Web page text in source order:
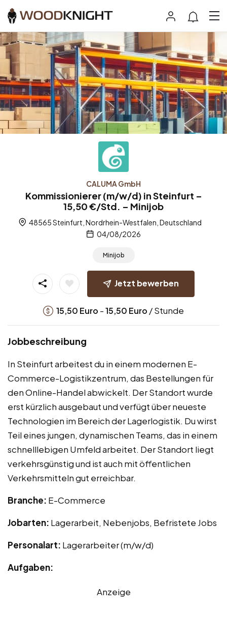
CALUMA GmbH
Kommissionierer (m/w/d) in Steinfurt –
15,50 €/Std. – Minijob
48565 Steinfurt, Nordrhein-Westfalen, Deutschland
04/08/2026
Minijob
Jetzt bewerben
15,50 Euro -15,50 Euro / Stunde
Jobbeschreibung
In Steinfurt arbeitest du in einem modernen E-
Commerce-Logistikzentrum, das Bestellungen für
den Online-Handel abwickelt. Der Standort wurde
erst kürzlich ausgebaut und verfügt über neueste
Technologien im Bereich der Lagerlogistik. Du wirst
Teil eines jungen, dynamischen Teams, das in einem
schnelllebigen Umfeld arbeitet. Der Standort liegt
verkehrsgünstig und ist auch mit öffentlichen
Verkehrsmitteln gut erreichbar.
Branche: E-Commerce
Jobarten: Lagerarbeit, Nebenjobs, Befristete Jobs
Personalart: Lagerarbeiter (m/w/d)
Aufgaben:
Anzeige